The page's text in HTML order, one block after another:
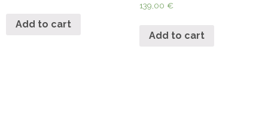
Add to cart
139,00 €
Add to cart